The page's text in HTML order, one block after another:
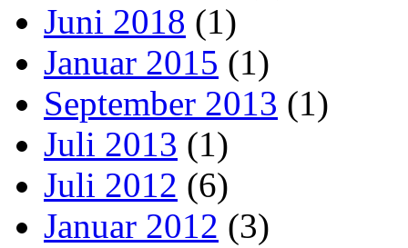
Juni 2018 (1)
Januar 2015 (1)
September 2013 (1)
Juli 2013 (1)
Juli 2012 (6)
Januar 2012 (3)